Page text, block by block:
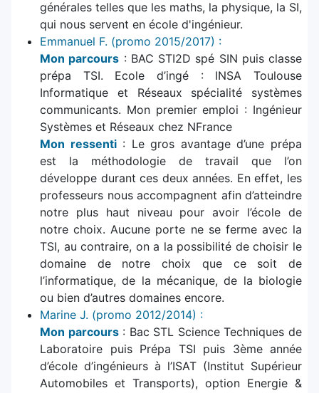
générales telles que les maths, la physique, la SI,
qui nous servent en école d'ingénieur.
Emmanuel F. (promo 2015/2017) :
Mon parcours : BAC STI2D spé SIN puis classe
prépa TSI. Ecole d’ingé : INSA Toulouse
Informatique et Réseaux spécialité systèmes
communicants. Mon premier emploi : Ingénieur
Systèmes et Réseaux chez NFrance
Mon ressenti: Le gros avantage d’une prépa
est la méthodologie de travail que l’on
développe durant ces deux années. En effet, les
professeurs nous accompagnent afin d’atteindre
notre plus haut niveau pour avoir l’école de
notre choix. Aucune porte ne se ferme avec la
TSI, au contraire, on a la possibilité de choisir le
domaine de notre choix que ce soit de
l’informatique, de la mécanique, de la biologie
ou bien d’autres domaines encore.
Marine J. (promo 2012/2014) :
Mon parcours: Bac STL Science Techniques de
Laboratoire puis Prépa TSI puis 3ème année
d’école d’ingénieurs à l’ISAT (Institut Supérieur
Automobiles et Transports), option Energie &